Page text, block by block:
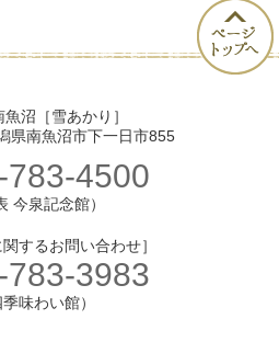
沼［雪あかり］
県南魚沼市下一日市855
783-4500
今泉記念館）
関するお問い合わせ］
783-3983
季味わい館）